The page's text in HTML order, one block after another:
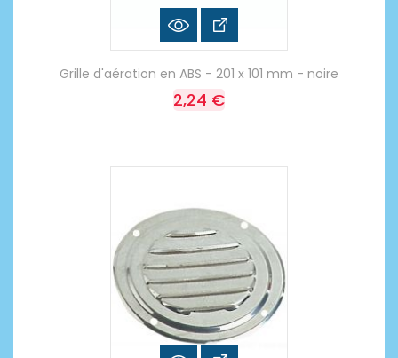
Grille d'aération en ABS - 201 x 101 mm - noire
2,24 €